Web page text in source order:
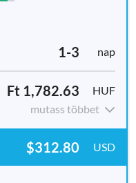
1-3 nap
Ft 1,782.63
HUF
mutass többet
$312.80 USD